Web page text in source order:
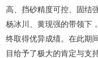
高、挡砂精度可控、固结
杨冰川、黄现强的带领下
终取得优异成绩。在此期
目给予了极大的肯定与支持